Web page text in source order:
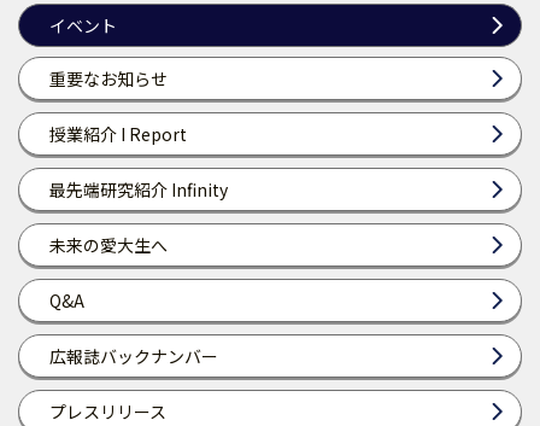
イベント
重要なお知らせ
授業紹介 I Report
最先端研究紹介 Infinity
未来の愛大生へ
Q&A
広報誌バックナンバー
プレスリリース